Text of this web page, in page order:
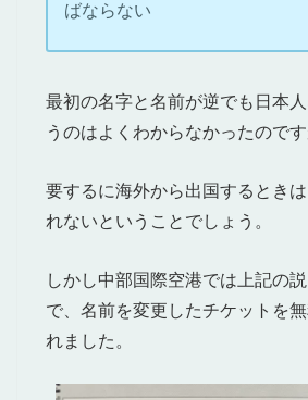
ばならない
最初の名字と名前が逆でも日本
うのはよくわからなかったのです
要するに海外から出国するとき
れないということでしょう。
しかし中部国際空港では上記の
で、名前を変更したチケットを
れました。